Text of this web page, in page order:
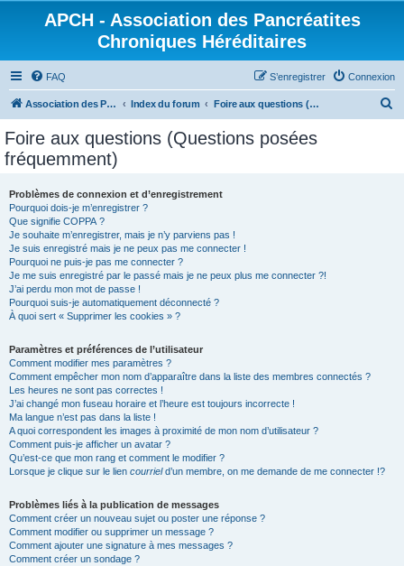
APCH - Association des Pancréatites
Chroniques Héréditaires
FAQ Connexion
S’enregistrer
Association des Pancréatites Chroniques Héréditaires Index du forum Foire aux questions (Questions posées fréquemment)
Foire aux questions (Questions posées
fréquemment)
Problèmes de connexion et d’enregistrement
Pourquoi dois-je m’enregistrer ?
Que signifie COPPA ?
Je souhaite m’enregistrer, mais je n’y parviens pas !
Je suis enregistré mais je ne peux pas me connecter !
Pourquoi ne puis-je pas me connecter ?
Je me suis enregistré par le passé mais je ne peux plus me connecter ?!
J’ai perdu mon mot de passe !
Pourquoi suis-je automatiquement déconnecté ?
À quoi sert « Supprimer les cookies » ?
Paramètres et préférences de l’utilisateur
Comment modifier mes paramètres ?
Comment empêcher mon nom d’apparaître dans la liste des membres connectés ?
Les heures ne sont pas correctes !
J’ai changé mon fuseau horaire et l’heure est toujours incorrecte !
Ma langue n’est pas dans la liste !
A quoi correspondent les images à proximité de mon nom d’utilisateur ?
Comment puis-je afficher un avatar ?
Qu’est-ce que mon rang et comment le modifier ?
Lorsque je clique sur le lien courrield’un membre, on me demande de me connecter !?
Problèmes liés à la publication de messages
Comment créer un nouveau sujet ou poster une réponse ?
Comment modifier ou supprimer un message ?
Comment ajouter une signature à mes messages ?
Comment créer un sondage ?